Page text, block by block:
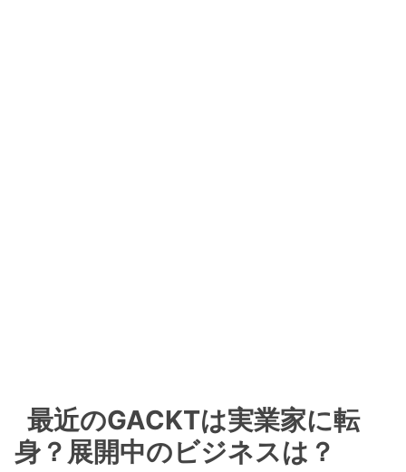
最近のGACKTは実業家に転
身？展開中のビジネスは？